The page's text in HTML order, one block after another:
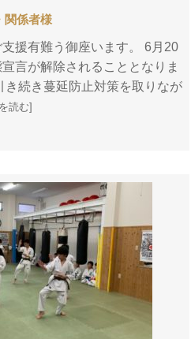
関係者様
援有難う御座います。 6月20
言が解除されることとなりま
き続き蔓延防止対策を取りなが
読む]